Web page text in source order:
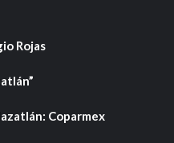
Rojas
Coparmex